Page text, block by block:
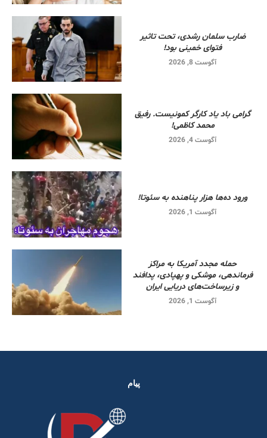
ضارب سلمان رشدی، تحت تاثیر
فتوای خمینی بود!
آگوست 8, 2026
گرامی باد یاد کارگر کمونیست. رفیق
محمد کاظمی!
آگوست 4, 2026
ورود ده‌ها هزار پناهنده به سئوتا!
آگوست 1, 2026
حمله مجدد آمریکا به مراکز
فرماندهی، موشکی و پهپادی، پدافند
و زیرساخت‌های دریایی ایران
آگوست 1, 2026
پیام